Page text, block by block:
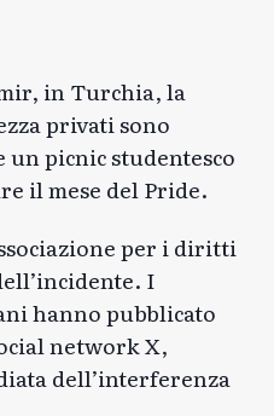
in Turchia, la
privati ​​sono
picnic studentesco
il mese del Pride.
per i diritti
I
hanno pubblicato
network X,
dell’interferenza